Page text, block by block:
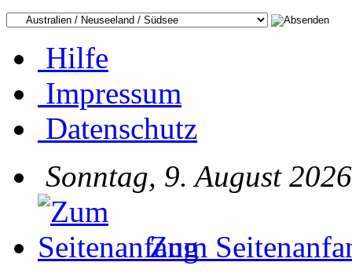
Hilfe
Impressum
Datenschutz
Sonntag, 9. August
Zum